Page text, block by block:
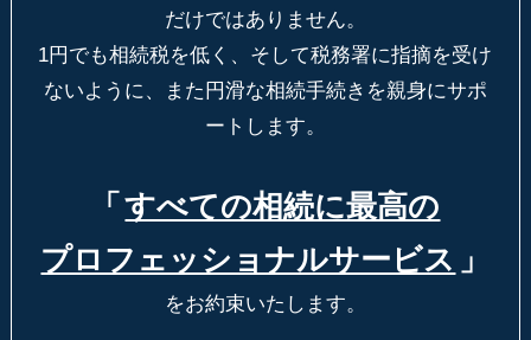
だけではありません。
1円でも相続税を低く、そして税務署に指摘を受け
ないように、
また円滑な相続手続きを親身にサポ
ートします。
「 すべての相続に最高の
プロフェッショナルサービス 」
をお約束いたします。